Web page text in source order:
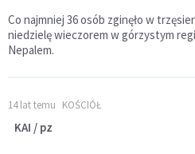
Co najmniej 36 osób zginęło w
niedzielę wieczorem w górzystym
Nepalem.
14 lat temu KOŚCIÓŁ
KAI / pz